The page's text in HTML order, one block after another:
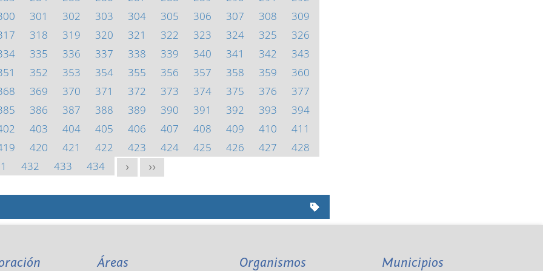
301 302 303 304 305 306 307 308
309
318 319 320 321 322 323 324 325
326
335 336 337 338 339 340 341 342
343
352 353 354 355 356 357 358 359
360
369 370 371 372 373 374 375 376
377
386 387 388 389 390 391 392 393
394
403 404 405 406 407 408 409 410
411
420 421 422 423 424 425 426 427
428
432 433 434 > >>
Áreas Organismos Municipios